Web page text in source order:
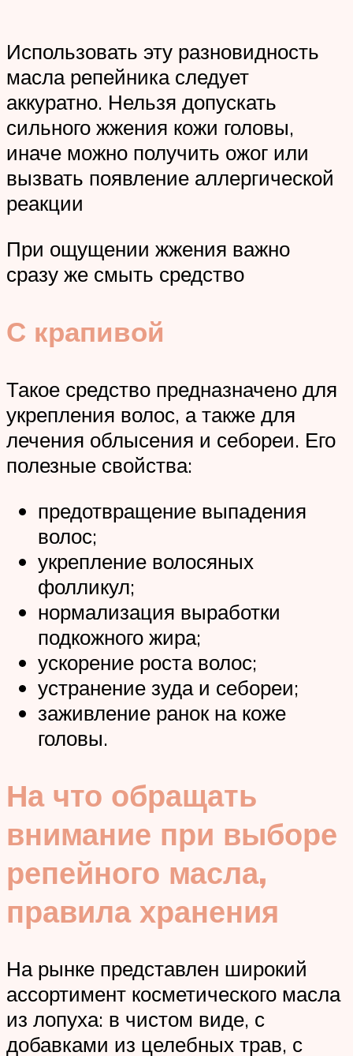
Использовать эту разновидность
масла репейника следует
аккуратно. Нельзя допускать
сильного жжения кожи головы,
иначе можно получить ожог или
вызвать появление аллергической
реакции
При ощущении жжения важно
сразу же смыть средство
С крапивой
Такое средство предназначено для
укрепления волос, а также для
лечения облысения и себореи. Его
полезные свойства:
предотвращение выпадения
волос;
укрепление волосяных
фолликул;
нормализация выработки
подкожного жира;
ускорение роста волос;
устранение зуда и себореи;
заживление ранок на коже
головы.
На что обращать
внимание при выборе
репейного масла,
правила хранения
На рынке представлен широкий
ассортимент косметического масла
из лопуха: в чистом виде, с
добавками из целебных трав, с